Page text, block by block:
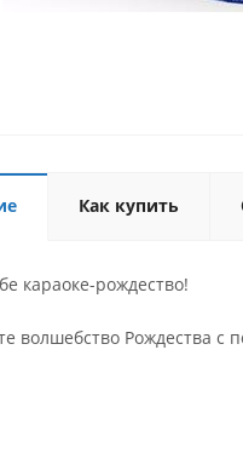
Как купить
караоке-рождество!
волшебство Рождества